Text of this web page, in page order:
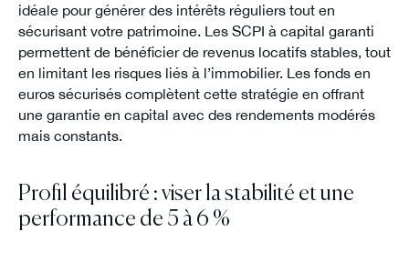
idéale pour générer des intérêts réguliers tout en
sécurisant votre patrimoine. Les SCPI à capital garanti
permettent de bénéficier de revenus locatifs stables, tout
en limitant les risques liés à l’immobilier. Les fonds en
euros sécurisés complètent cette stratégie en offrant
une garantie en capital avec des rendements modérés
mais constants.
Profil équilibré : viser la stabilité et une
performance de 5 à 6 %